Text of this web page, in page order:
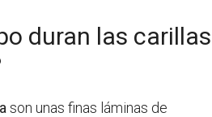
duran las carillas
son unas finas láminas de